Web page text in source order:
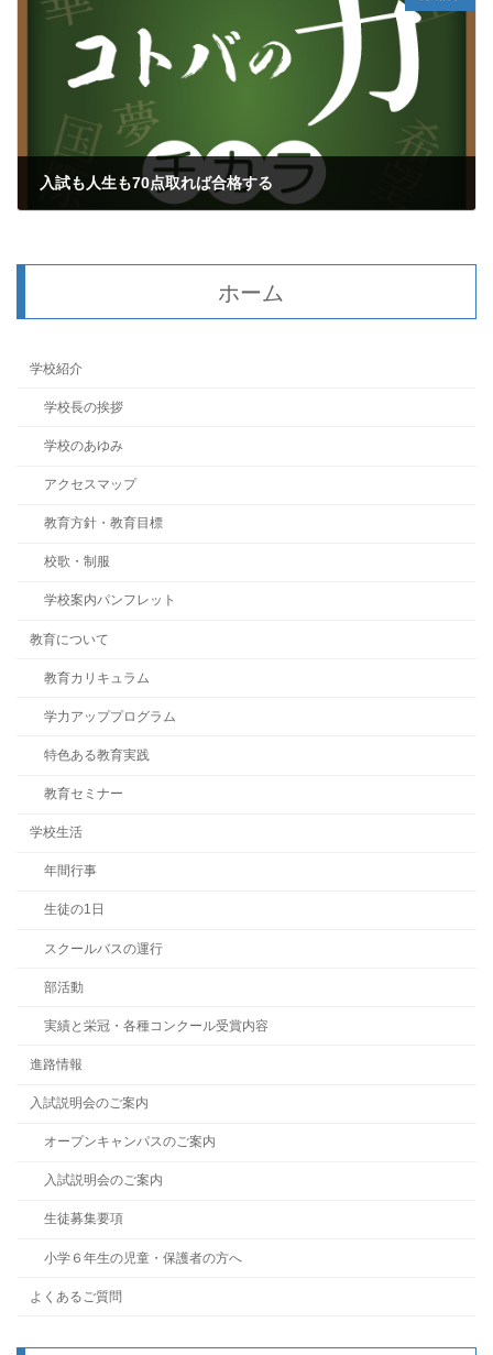
入試も人生も70点取れば合格する
ホーム
学校紹介
学校長の挨拶
学校のあゆみ
アクセスマップ
教育方針・教育目標
校歌・制服
学校案内パンフレット
教育について
教育カリキュラム
学力アッププログラム
特色ある教育実践
教育セミナー
学校生活
年間行事
生徒の1日
スクールバスの運行
部活動
実績と栄冠・各種コンクール受賞内容
進路情報
入試説明会のご案内
オープンキャンパスのご案内
入試説明会のご案内
生徒募集要項
小学６年生の児童・保護者の方へ
よくあるご質問